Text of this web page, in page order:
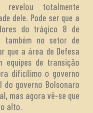
totalmente
dele. Pode ser que a
do trágico 8 de
também no setor de
que a área de Defesa
equipes de transição
dificílimo o governo
governo Bolsonaro
mas agora vê-se que
alto.